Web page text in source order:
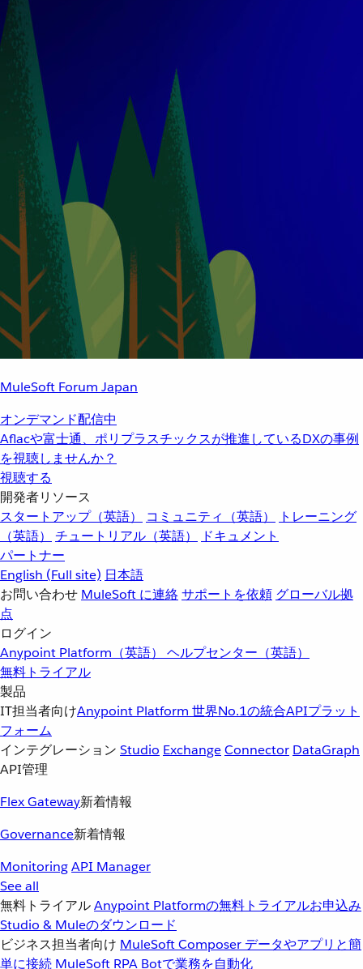
MuleSoft Forum Japan
オンデマンド配信中
Aflacや富士通、ポリプラスチックスが推進しているDXの事例
を視聴しませんか？
視聴する
開発者リソース
スタートアップ（英語）
コミュニティ（英語）
トレーニング
（英語）
チュートリアル（英語）
ドキュメント
パートナー
English (Full site) 日本語
お問い合わせ MuleSoft に連絡サポートを依頼 グローバル拠
点
ログイン
Anypoint Platform（英語） ヘルプセンター（英語）
無料トライアル
製品
IT担当者向けAnypoint Platform 世界No.1の統合APIプラット
フォーム
インテグレーション Studio ExchangeConnector DataGraph
API管理
Flex Gateway新着情報
Governance新着情報
MonitoringAPI Manager
See all
無料トライアルAnypoint Platformの無料トライアルお申込み
Studio & Muleのダウンロード
ビジネス担当者向け MuleSoft Composer データやアプリと簡
単に接続 MuleSoft RPA Botで業務を自動化